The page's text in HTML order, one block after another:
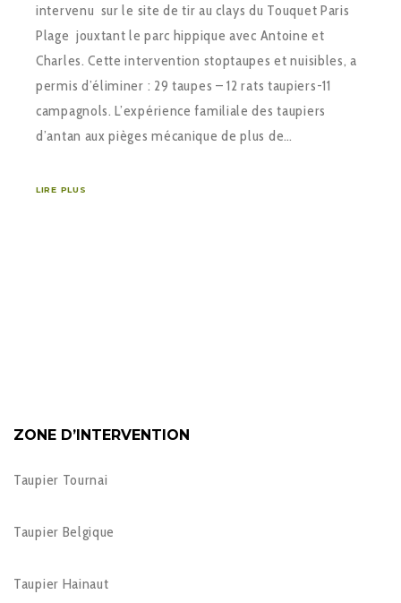
intervenu sur le site de tir au clays du Touquet Paris
Plage jouxtant le parc hippique avec Antoine et
Charles. Cette intervention stoptaupes et nuisibles, a
permis d’éliminer : 29 taupes – 12 rats taupiers-11
campagnols. L’expérience familiale des taupiers
d’antan aux pièges mécanique de plus de…
LIRE PLUS
ZONE D’INTERVENTION
Taupier Tournai
Taupier Belgique
Taupier Hainaut